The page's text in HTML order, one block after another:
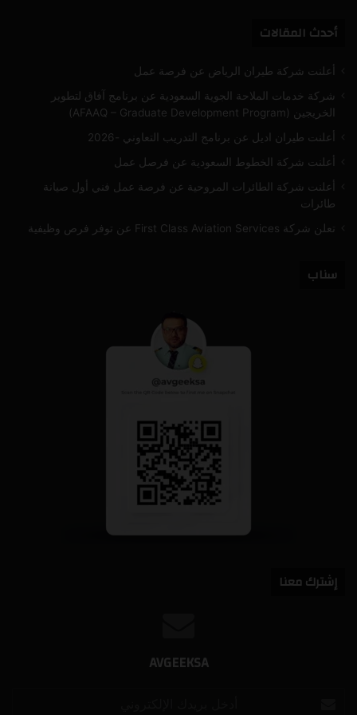
أحدث المقالات
أعلنت شركة طيران الرياض عن فرصة عمل
شركة خدمات الملاحة الجوية السعودية عن برنامج آفاق لتطوير
الخريجين (AFAAQ – Graduate Development Program)
أعلنت طيران اديل عن برنامج التدريب التعاوني -2026
أعلنت شركة الخطوط السعودية عن فرصل عمل
أعلنت شركة الطائرات المروحية عن فرصة عمل فني أول صيانة
طائرات
تعلن شركة First Class Aviation Services عن توفر فرص وظيفية
سناب
إشترك معنا
AVGEEKSA